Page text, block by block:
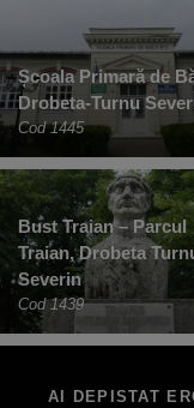
Școala Primară de
Drobeta-Turnu
Cod 1445
Bust Traian – Parcul
Traian, Drobeta
Severin
Cod 1439
AI DEPISTAT